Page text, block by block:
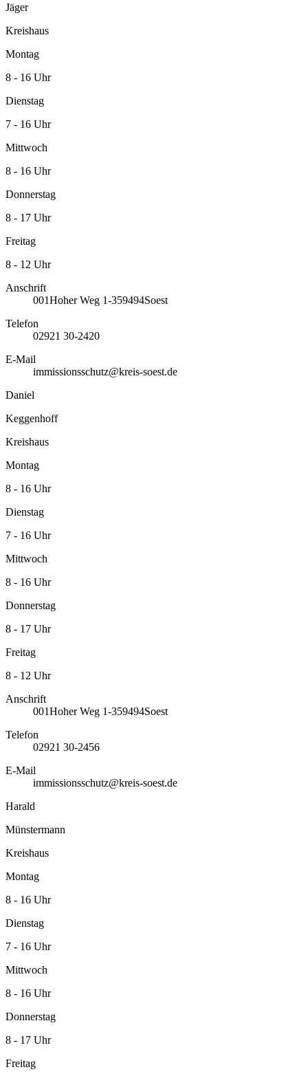
Jäger
Kreishaus
Montag
8 - 16 Uhr
Dienstag
7 - 16 Uhr
Mittwoch
8 - 16 Uhr
Donnerstag
8 - 17 Uhr
Freitag
8 - 12 Uhr
Anschrift
001Hoher Weg 1-359494Soest
Telefon
02921 30-2420
E-Mail
immissionsschutz@kreis-soest.de
Daniel
Keggenhoff
Kreishaus
Montag
8 - 16 Uhr
Dienstag
7 - 16 Uhr
Mittwoch
8 - 16 Uhr
Donnerstag
8 - 17 Uhr
Freitag
8 - 12 Uhr
Anschrift
001Hoher Weg 1-359494Soest
Telefon
02921 30-2456
E-Mail
immissionsschutz@kreis-soest.de
Harald
Münstermann
Kreishaus
Montag
8 - 16 Uhr
Dienstag
7 - 16 Uhr
Mittwoch
8 - 16 Uhr
Donnerstag
8 - 17 Uhr
Freitag